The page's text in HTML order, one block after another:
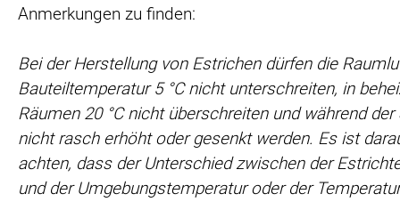
Anmerkungen zu finden:
Bei der Herstellung von Estrichen dürfen die
Bauteiltemperatur 5 °C nicht unterschreiten, in
Räumen 20 °C nicht überschreiten und während
nicht rasch erhöht oder gesenkt werden. Es ist
achten, dass der Unterschied zwischen der
und der Umgebungstemperatur oder der